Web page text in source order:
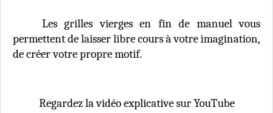
Les grilles vierges en fin de manuel vous
permettent de laisser libre cours à votre imagination,
de créer votre propre motif.
Regardez la vidéo explicative sur YouTube